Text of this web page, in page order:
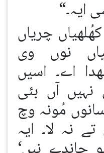
ایہ۔“
چریاں
نوں وی
اے۔ اسیں
آں بئی
مُونہ وچ
نہ لا۔ ایہ